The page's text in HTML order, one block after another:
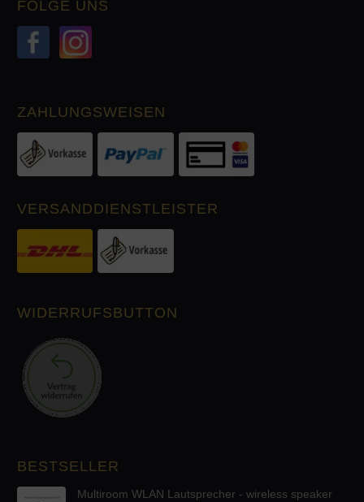
FOLGE UNS
ZAHLUNGSWEISEN
VERSANDDIENSTLEISTER
WIDERRUFSBUTTON
BESTSELLER
Multiroom WLAN Lautsprecher - wireless speaker